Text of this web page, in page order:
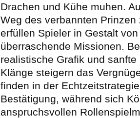
Drachen und Kühe muhen.
Weg des verbannten Prinzen
erfüllen Spieler in Gestalt
überraschende Missionen.
realistische Grafik und
Klänge steigern das
finden in der
Bestätigung, während sich
anspruchsvollen